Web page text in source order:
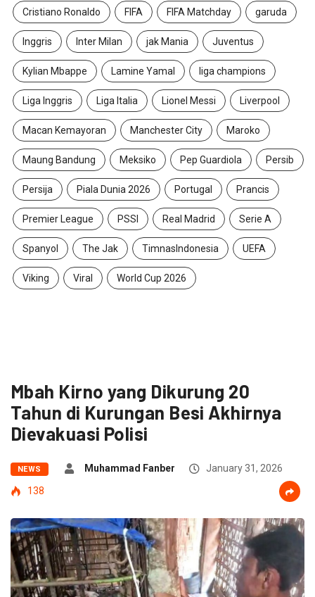
Cristiano Ronaldo FIFA FIFA Matchday garuda
Inggris Inter Milan jak Mania Juventus
Kylian Mbappe Lamine Yamal liga champions
Liga Inggris Liga Italia Lionel Messi Liverpool
Macan Kemayoran Manchester City Maroko
Maung Bandung Meksiko Pep Guardiola Persib
Persija Piala Dunia 2026 Portugal Prancis
Premier League PSSI Real Madrid Serie A
Spanyol The Jak TimnasIndonesia UEFA
Viking Viral World Cup 2026
Mbah Kirno yang Dikurung 20
Tahun di Kurungan Besi Akhirnya
Dievakuasi Polisi
NEWS Muhammad Fanber
January 31, 2026
138